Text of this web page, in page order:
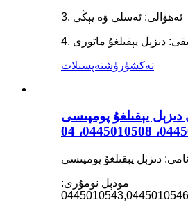
3. ئەھۋالى: ئەسلى ۋە يېڭى
دىزېل يېقىلغۇ ماتورى
تەكشۈرۈشتەپسىلات
يېقىلغۇ پومپىسى
دىزېل يېقىلغۇ پومپىسى
مودېل نومۇرى: